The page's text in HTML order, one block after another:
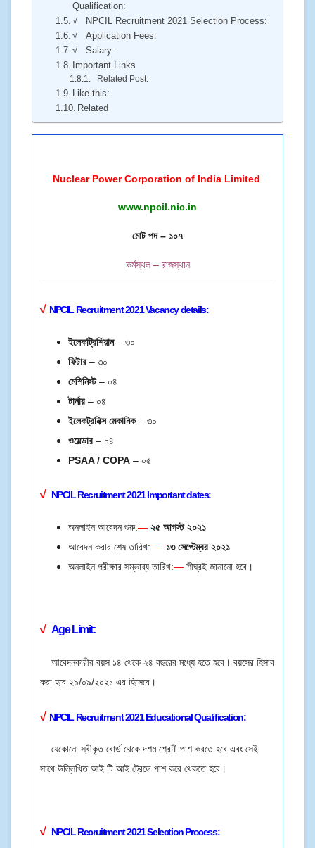
Qualification:
√ NPCIL Recruitment 2021 Selection Process:
√ Application Fees:
√ Salary:
Important Links
Related Post:
Like this:
Related
Nuclear Power Corporation of India Limited
www.npcil.nic.in
মোট পদ – ১০৭
কর্মস্থল – রাজস্থান
√NPCIL Recruitment 2021 Vacancy details:
ইলেকট্রিশিয়ান– ৩০
ফিটার – ৩০
মেশিনিস্ট– ০৪
টার্নার – ০৪
ইলেকট্রনিক্স মেকানিক– ৩০
ওয়েল্ডার – ০৪
PSAA / COPA – ০৫
√ NPCILRecruitment 2021Important dates:
অনলাইন আবেদন শুরু:— ২৫ আগস্ট ২০২১
আবেদন করার শেষ তারিখ:— ১৩ সেপ্টেম্বর ২০২১
অনলাইন পরীক্ষার সম্ভাব্য তারিখ:—শীঘ্রই জানানো হবে।
√ Age Limit:
আবেদনকারীর বয়স ১৪ থেকে ২৪ বছরের মধ্যে হতে হবে। বয়সের হিসাব
করা হবে ২৯/০৯/২০২১ এর হিসেবে।
√NPCIL Recruitment 2021 Educational Qualification:
যেকোনো স্বীকৃত বোর্ড থেকে দশম শ্রেণী পাশ করতে হবে এবং সেই
সাথে উল্লিখিত আই টি আই ট্রেডে পাশ করে থেকতে হবে।
√ NPCIL Recruitment 2021Selection Process: